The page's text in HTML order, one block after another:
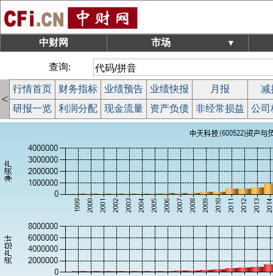
中财网 市场 ▼
查询:
<
行情首页 财务指标 业绩预告 业绩快报 月报
减
研报一览
利润分配 现金流量 资产负债 非经常损益 公司